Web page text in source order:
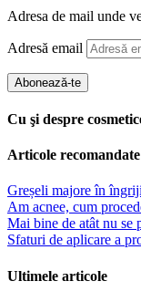
Adresa de mail unde
Adresă email
Abonează-te
Cu şi despre
Articole recomandate
Greșeli majore în
Am acnee, cum
Mai bine de atât nu se
Sfaturi de aplicare a
Ultimele articole